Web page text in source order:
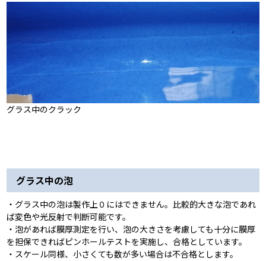
グラス中のクラック
グラス中の泡
・グラス中の泡は製作上０にはできません。比較的大きな泡であれ
ば変色や光反射で判断可能です。
・泡があれば膜厚測定を行い、泡の大きさを考慮しても十分に膜厚
を担保できればピンホールテストを実施し、合格としています。
・スケール同様、小さくても数が多い場合は不合格とします。